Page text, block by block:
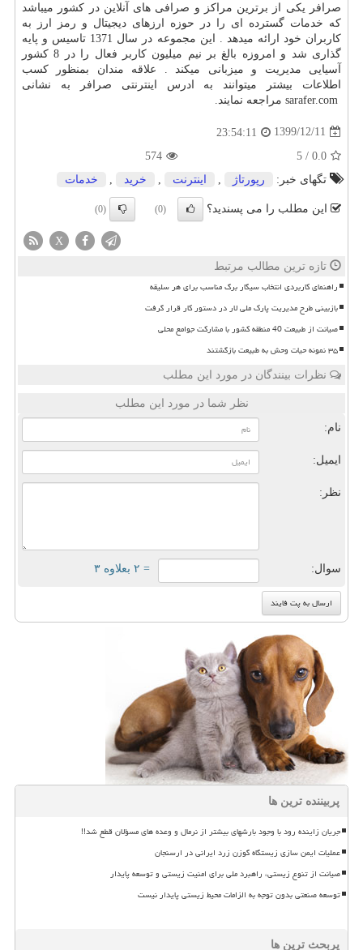
صرافر یکی از برترین مراکز و صرافی های آنلاین در کشور میباشد
که خدمات گسترده ای را در حوزه ارزهای دیجیتال و رمز ارز به
کاربران خود ارائه میدهد . این مجموعه در سال 1371 تاسیس و پایه
گذاری شد و امروزه بالغ بر نیم میلیون کاربر فعال را در 8 کشور
آسیایی مدیریت و میزبانی میکند . علاقه مندان بمنظور کسب
اطلاعات بیشتر میتوانند به ادرس اینترنتی صرافر به نشانی
sarafer.com مراجعه نمایند.
1399/12/11
23:54:11
0.0
/
5
574
تگهای خبر:
رپورتاژ اینترنت خرید خدمات
این مطلب را می پسندید؟ (0)
(0)
X
تازه ترین مطالب مرتبط
راهنمای کاربردی انتخاب سیگار برگ مناسب برای هر سلیقه
بازبینی طرح مدیریت پارک ملی لار در دستور کار قرار گرفت
صیانت از طبیعت 40 منطقه کشور با مشارکت جوامع محلی
۳۵ نمونه حیات وحش به طبیعت بازگشتند
نظرات بینندگان در مورد این مطلب
نظر شما در مورد این مطلب
نام:
ایمیل:
نظر:
سوال: = ۲ بعلاوه ۳
پربیننده ترین ها
جریان زاینده رود با وجود بارشهای بیشتر از نرمال و وعده های مسؤلان قطع شد!!
عملیات ایمن سازی زیستگاه گوزن زرد ایرانی در ارسنجان
صیانت از تنوع زیستی، راهبرد ملی برای امنیت زیستی و توسعه پایدار
توسعه صنعتی بدون توجه به الزامات محیط زیستی پایدار نیست
پربحث ترین ها